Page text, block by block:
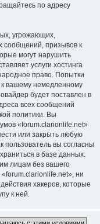
по адресу
угрожающих,
сообщений, призывов к
могут нарушить
услуги хостинга
право. Попытки
вашему немедленному
будет поставлен в
всех сообщений
политики. Вы
«forum.clarionlife.net»
или закрыть любую
пользователь вы согласны
в базе данных.
лицам без вашего
ни
хакеров, которые
к ней.